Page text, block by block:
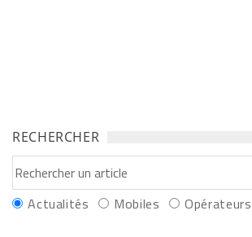
RECHERCHER
Actualités Mobiles Opérateurs